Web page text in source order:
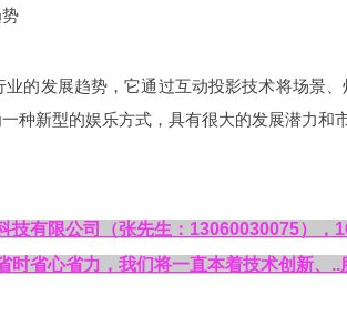
业的发展趋势，它通过互动投影技术将场景
种新型的娱乐方式，具有很大的发展潜力和市
技有限公司（张先生：13060030075）
时省心省力，我们将一直本着技术创新、